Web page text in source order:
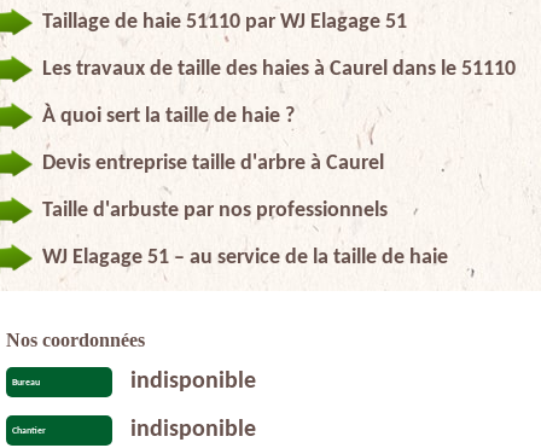
Taillage de haie 51110 par WJ Elagage 51
Les travaux de taille des haies à Caurel dans le 51110
À quoi sert la taille de haie ?
Devis entreprise taille d'arbre à Caurel
Taille d'arbuste par nos professionnels
WJ Elagage 51 – au service de la taille de haie
Nos coordonnées
Bureau indisponible
Chantier indisponible